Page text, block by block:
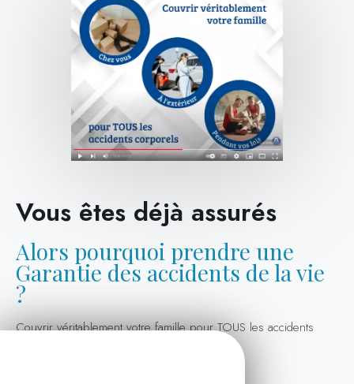
Vous êtes déjà assurés
Alors pourquoi prendre une
Garantie des accidents de la vie
?
Couvrir véritablement votre famille pour TOUS les accidents